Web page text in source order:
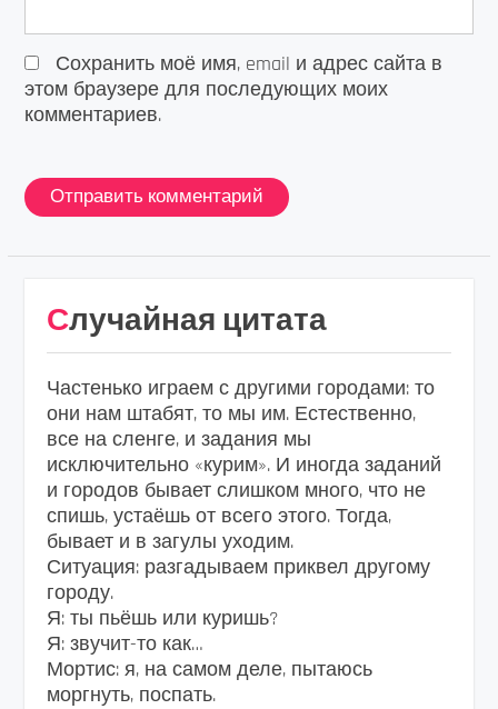
Сохранить моё имя, email и адрес сайта в
этом браузере для последующих моих
комментариев.
Случайная цитата
Частенько играем с другими городами: то
они нам штабят, то мы им. Естественно,
все на сленге, и задания мы
исключительно «курим». И иногда заданий
и городов бывает слишком много, что не
спишь, устаёшь от всего этого. Тогда,
бывает и в загулы уходим.
Ситуация: разгадываем приквел другому
городу.
Я: ты пьёшь или куришь?
Я: звучит-то как…
Мортис: я, на самом деле, пытаюсь
моргнуть, поспать.